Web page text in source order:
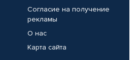
Согласие на получение
рекламы
О нас
Карта сайта